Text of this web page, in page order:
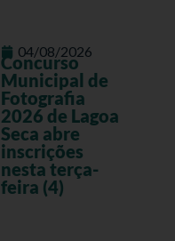
04/08/2026
Concurso
Municipal de
Fotografia
2026 de Lagoa
Seca abre
inscrições
nesta terça-
feira (4)